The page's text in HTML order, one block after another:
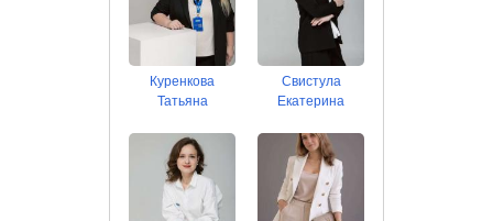
Куренкова
Татьяна
Свистула
Екатерина